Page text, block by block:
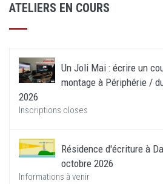
ATELIERS EN COURS
Un Joli Mai : écrire un
montage à Périphérie /
2026
Inscriptions closes
Résidence d'écriture à
octobre 2026
Informations à venir